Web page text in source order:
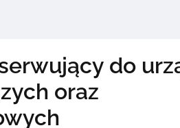
do
oraz